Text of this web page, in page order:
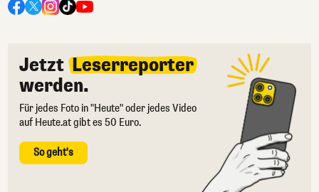
Jetzt Leserreporter
werden.
Für jedes Foto in "Heute" oder jedes Video
auf Heute.at gibt es 50 Euro.
So geht's